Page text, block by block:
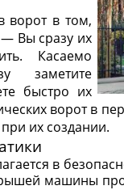
ворот в том,
Вы сразу их
Касаемо
заметите
быстро их
ворот в
их создании.
в
машины